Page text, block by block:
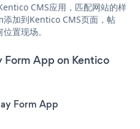
CMS应用，匹配网站的样
加到Kentico CMS页面，帖
置现场。
Form App on Kentico
Form App